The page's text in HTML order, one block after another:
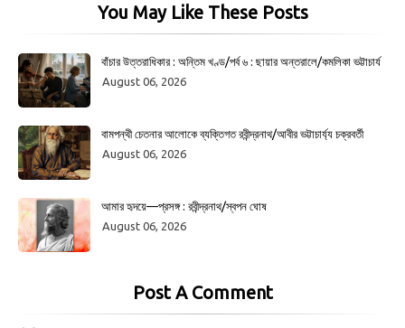
You May Like These Posts
বাঁচার উত্তরাধিকার : অন্তিম খণ্ড/পর্ব ৬ : ছায়ার অন্তরালে/কমলিকা ভট্টাচার্য
August 06, 2026
বামপন্থী চেতনার আলোকে ব্যক্তিগত রবীন্দ্রনাথ/আবীর ভট্টাচার্য্য চক্রবর্তী
August 06, 2026
আমার হৃদয়ে—প্রসঙ্গ : রবীন্দ্রনাথ/স্বপন ঘোষ
August 06, 2026
Post A Comment